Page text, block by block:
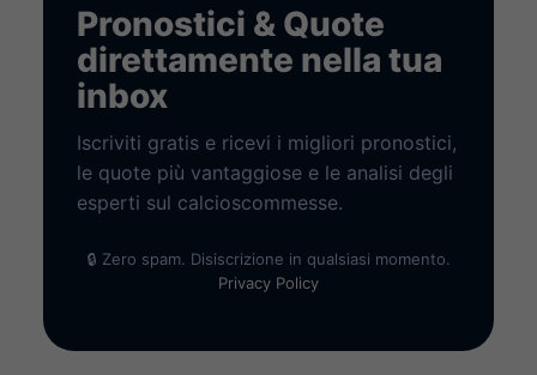
Pronostici & Quote
direttamente nella tua
inbox
Iscriviti gratis e ricevi i migliori pronostici,
le quote più vantaggiose e le analisi degli
esperti sul calcioscommesse.
🔒 Zero spam. Disiscrizione in qualsiasi momento.
Privacy Policy